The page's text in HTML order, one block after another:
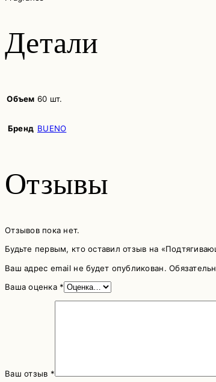
Детали
Объем 60 шт.
Бренд BUENO
Отзывы
Отзывов пока нет.
Будьте первым, кто оставил отзыв на
Ваш адрес email не будет опубликован.
Ваша оценка *
Ваш отзыв *